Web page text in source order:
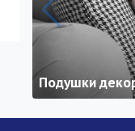
Подушки